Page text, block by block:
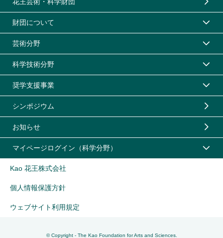
財団について
芸術分野
科学技術分野
奨学支援事業
シンポジウム
お知らせ
マイページログイン（科学分野）
Kao 花王株式会社
個人情報保護方針
ウェブサイト利用規定
© Copyright - The Kao Foundation for Arts and Sciences.